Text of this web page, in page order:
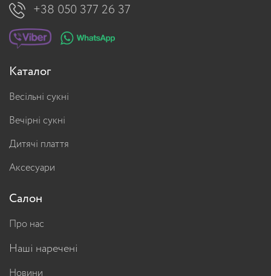
+38 050 377 26 37
Каталог
Весільні сукні
Вечірні сукні
Дитячі плаття
Аксесуари
Салон
Про нас
Наші наречені
Новини